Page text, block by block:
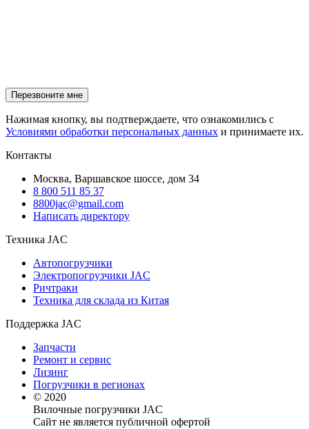
Нажимая кнопку, вы подтверждаете, что ознакомились с
Условиями обработки персональных данных и принимаете их.
Контакты
Москва, Варшавское шоссе, дом 34
8 800 511 85 37
8800jac@gmail.com
Написать директору
Техника JAC
Автопогрузчики
Электропогрузчики JAC
Ричтраки
Техника для склада из Китая
Поддержка JAC
Запчасти
Ремонт и сервис
Лизинг
Погрузчики в регионах
© 2020
Вилочные погрузчики JAC
Сайт не является публичной офертой